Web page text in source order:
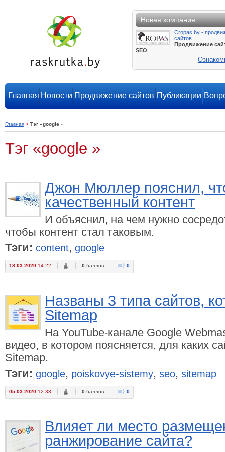
Новая компания
Cropas.by -
сайтов
Продвижение
SEO
Главная Новости Продвижение сайтов Публикации
Главная > Тэг «google »
Тэг «google »
Джон Мюллер пояснил,
качественный контент
И объяснил, на чем нужно
чтобы контент стал таковым.
Тэги: content, google
18.03.2020 14:22 0 баллов 0
Названы 3 типа сайтов,
Sitemap
На YouTube-канале Google
видео, в котором поясняется, для каких
Sitemap.
Тэги: google, poiskovye-sistemy, seo, sitemap
05.03.2020 12:33 0 баллов 0
Влияет ли место
ранжирование сайта?